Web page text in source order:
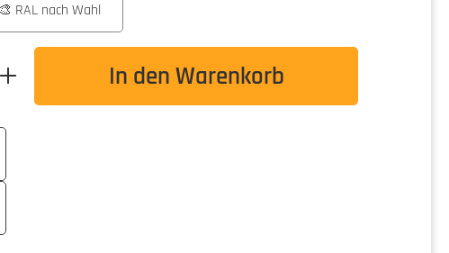
🎨 RAL nach Wahl
gewünschten Wert ein oder benutze die
In den Warenkorb